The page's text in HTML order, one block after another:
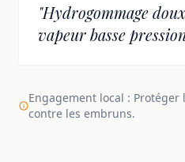
"Hydrogommage
vapeur basse
Engagement local :
contre les embruns.